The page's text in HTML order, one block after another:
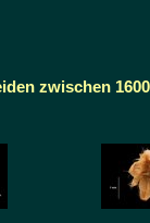
zwischen